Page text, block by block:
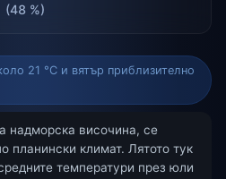
(48 %)
21 °C и вятър приблизително
надморска височина, се
планински климат. Лятото тук
температури през юли